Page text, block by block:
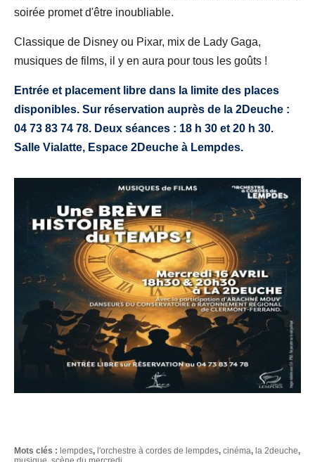
soirée promet d'être inoubliable.
Classique de Disney ou Pixar, mix de Lady Gaga,
musiques de films, il y en aura pour tous les goûts !
Entrée et placement libre dans la limite des places
disponibles. Sur réservation auprès de la 2Deuche :
04 73 83 74 78. Deux séances : 18 h 30 et 20 h 30.
Salle Vialatte, Espace 2Deuche à Lempdes.
Mots clés : lempdes, l'orchestre à cordes de lempdes, cinéma, la 2deuche,